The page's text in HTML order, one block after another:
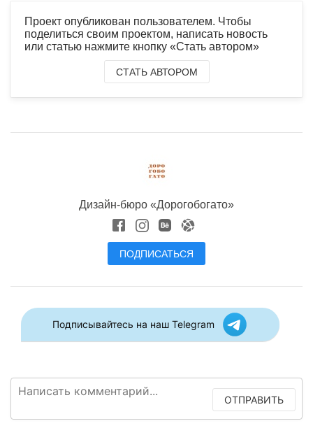
Проект опубликован пользователем. Чтобы
поделиться своим проектом, написать новость
или статью нажмите кнопку «Стать автором»
СТАТЬ АВТОРОМ
Дизайн-бюро «Дорогобогато»
ПОДПИСАТЬСЯ
Подписывайтесь на наш Telegram
ОТПРАВИТЬ